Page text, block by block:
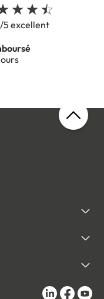
5 excellent